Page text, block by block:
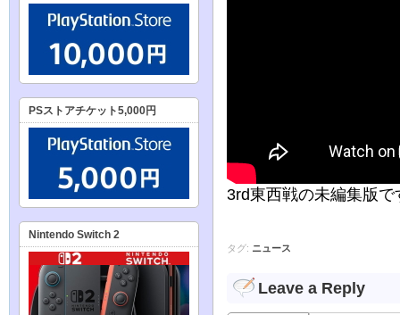
3rd東西戦の未編集版
タグ: ニュース
Leave a Reply
PSストアチケット5,000円
Nintendo Switch 2